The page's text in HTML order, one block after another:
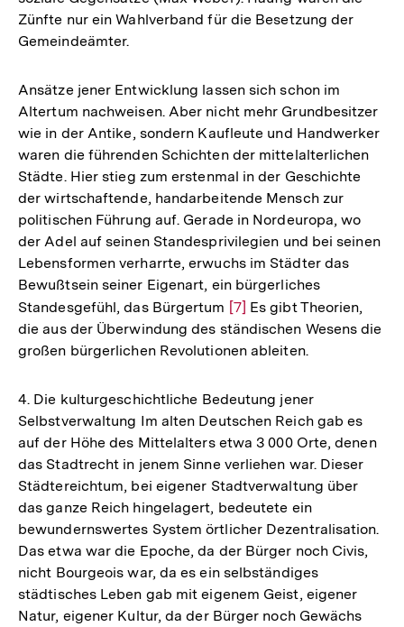
Zünfte nur ein Wahlverband für die Besetzung der
Gemeindeämter.
Ansätze jener Entwicklung lassen sich schon im
Altertum nachweisen. Aber nicht mehr Grundbesitzer
wie in der Antike, sondern Kaufleute und Handwerker
waren die führenden Schichten der mittelalterlichen
Städte. Hier stieg zum erstenmal in der Geschichte
der wirtschaftende, handarbeitende Mensch zur
politischen Führung auf. Gerade in Nordeuropa, wo
der Adel auf seinen Standesprivilegien und bei seinen
Lebensformen verharrte, erwuchs im Städter das
Bewußtsein seiner Eigenart, ein bürgerliches
Standesgefühl, das Bürgertum Zur
Auflösung
der
[7] Es gibt Theorien,
die aus der Überwindung des ständischen Wesens die
großen bürgerlichen Revolutionen ableiten.
4. Die kulturgeschichtliche Bedeutung jener
Selbstverwaltung Im alten Deutschen Reich gab es
auf der Höhe des Mittelalters etwa 3 000 Orte, denen
das Stadtrecht in jenem Sinne verliehen war. Dieser
Städtereichtum, bei eigener Stadtverwaltung über
das ganze Reich hingelagert, bedeutete ein
bewundernswertes System örtlicher Dezentralisation.
Das etwa war die Epoche, da der Bürger noch Civis,
nicht Bourgeois war, da es ein selbständiges
städtisches Leben gab mit eigenem Geist, eigener
Natur, eigener Kultur, da der Bürger noch Gewächs